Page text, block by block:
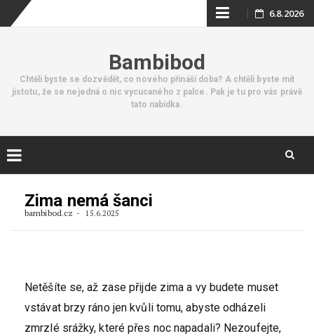
Skip 6.8.2026
Bambibod
Chtěli byste se dozvědět, co nového přináší doba? A chtěli byste mít
jistotu, že se nejedná o nic vycucaného z palce. Pak je tu pro vás právě
tato nabídka.
content
Zima nemá šanci
bambibod.cz 15.6.2025
Netěšíte se, až zase přijde zima a vy budete muset
vstávat brzy ráno jen kvůli tomu, abyste odházeli
zmrzlé srážky, které přes noc napadali? Nezoufejte,